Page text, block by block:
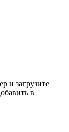
и загрузите
в